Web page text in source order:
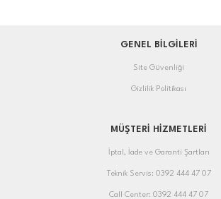
GENEL BİLGİLERİ
Site Güvenliği
Gizlilik Politikası
MÜŞTERİ HİZMETLERİ
İptal, İade ve Garanti Şartları
Teknik Servis: 0392 444 47 07
Call Center: 0392 444 47 07